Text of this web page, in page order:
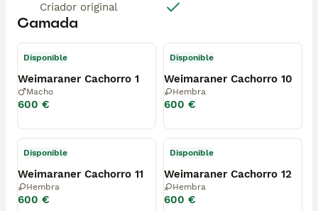
Criador original
Camada
Disponible
Weimaraner Cachorro 1
Macho
600 €
Disponible
Weimaraner Cachorro 10
Hembra
600 €
Disponible
Weimaraner Cachorro 11
Hembra
600 €
Disponible
Weimaraner Cachorro 12
Hembra
600 €